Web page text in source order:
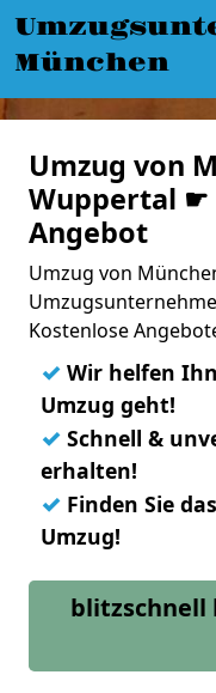
München
Umzug von
Wuppertal ☛
Angebot
Umzug von
Kostenlose
✓ Wir helfen
Umzug geht!
✓ Schnell &
erhalten!
✓ Finden Sie
Umzug!
blitzschnell